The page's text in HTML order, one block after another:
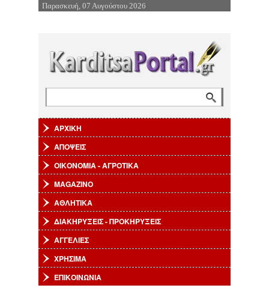
Επιστροφή στην Πλοήγηση
Παρασκευή, 07 Αυγούστου 2026
ΑΡΧΙΚΗ
ΑΠΟΨΕΙΣ
ΟΙΚΟΝΟΜΙΑ - ΑΓΡΟΤΙΚΑ
MAGAZINO
ΑΘΛΗΤΙΚΑ
ΔΙΑΚΗΡΥΞΕΙΣ - ΠΡΟΚΗΡΥΞΕΙΣ
ΑΓΓΕΛΙΕΣ
ΧΡΗΣΙΜΑ
ΕΠΙΚΟΙΝΩΝΙΑ